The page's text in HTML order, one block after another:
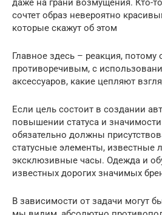
даже на грани возмущения. Кто-
сочтет образ невероятно
которые скажут об этом
Главное здесь – реакция,
противоречивым, с
аксессуаров, какие цепляют
Если цель состоит в создании
повышении статуса и
обязательно должны
статусные элементы, известные
эксклюзивные часы. Одежда и
известных дорогих значимых
В зависимости от задачи могут